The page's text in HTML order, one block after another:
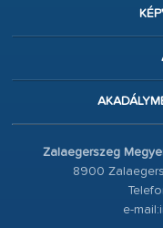
Zalaegerszeg
8900
e-